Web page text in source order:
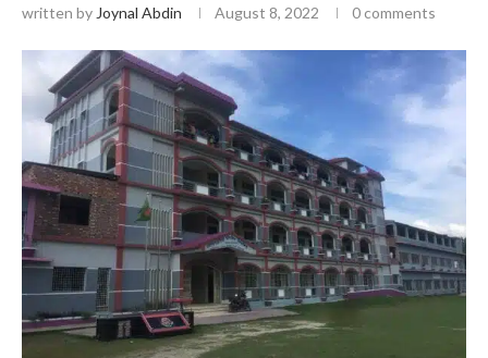
written by Joynal Abdin August 8, 2022 0 comments